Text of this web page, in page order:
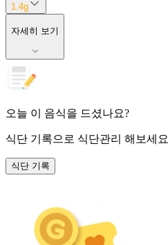
1.4g
자세히 보기
오늘 이 음식을 드셨나요?
식단 기록으로 식단관리 해보세요
식단 기록